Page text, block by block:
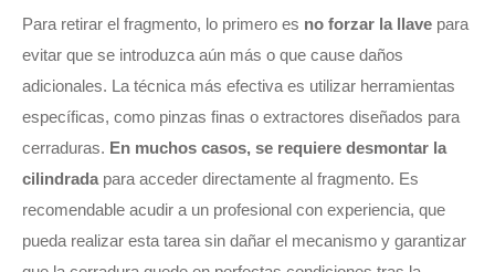
Para retirar el fragmento, lo primero es no forzar la llave para
evitar que se introduzca aún más o que cause daños
adicionales. La técnica más efectiva es utilizar herramientas
específicas, como pinzas finas o extractores diseñados para
cerraduras. En muchos casos, se requiere desmontar la
cilindrada para acceder directamente al fragmento. Es
recomendable acudir a un profesional con experiencia, que
pueda realizar esta tarea sin dañar el mecanismo y garantizar